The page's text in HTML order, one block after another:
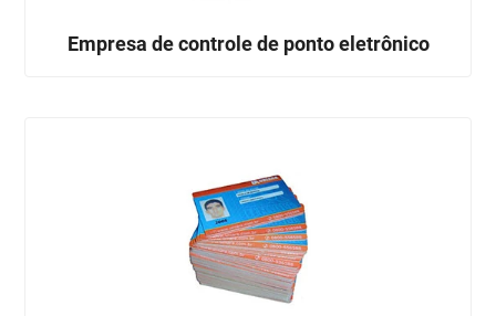
Empresa de controle de ponto eletrônico